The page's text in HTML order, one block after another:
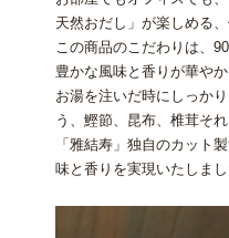
天然おだし」が楽しめる
この商品のこだわりは、
豊かな風味と香りが華やか
お湯を注いだ時にしっか
う、鰹節、昆布、椎茸そ
「雅結寿」独自のカット
味と香りを実現いたしまし